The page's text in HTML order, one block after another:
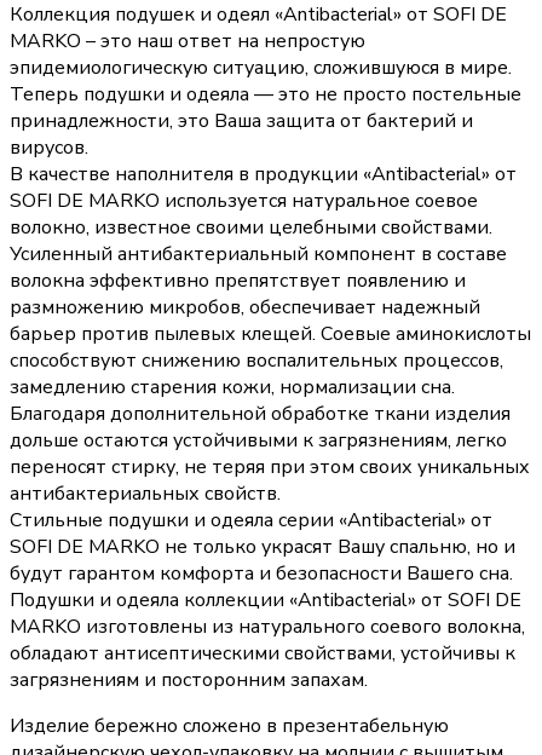
Коллекция подушек и одеял «Аntibacterial» от SOFI DE
MARKO – это наш ответ на непростую
эпидемиологическую ситуацию, сложившуюся в мире.
Теперь подушки и одеяла — это не просто постельные
принадлежности, это Ваша защита от бактерий и
вирусов.
В качестве наполнителя в продукции «Аntibacterial» от
SOFI DE MARKO используется натуральное соевое
волокно, известное своими целебными свойствами.
Усиленный антибактериальный компонент в составе
волокна эффективно препятствует появлению и
размножению микробов, обеспечивает надежный
барьер против пылевых клещей. Соевые аминокислоты
способствуют снижению воспалительных процессов,
замедлению старения кожи, нормализации сна.
Благодаря дополнительной обработке ткани изделия
дольше остаются устойчивыми к загрязнениям, легко
переносят стирку, не теряя при этом своих уникальных
антибактериальных свойств.
Стильные подушки и одеяла серии «Аntibacterial» от
SOFI DE MARKO не только украсят Вашу спальню, но и
будут гарантом комфорта и безопасности Вашего сна.
Подушки и одеяла коллекции «Antibacterial» от SOFI DE
MARKO изготовлены из натурального соевого волокна,
обладают антисептическими свойствами, устойчивы к
загрязнениям и посторонним запахам.
Изделие бережно сложено в презентабельную